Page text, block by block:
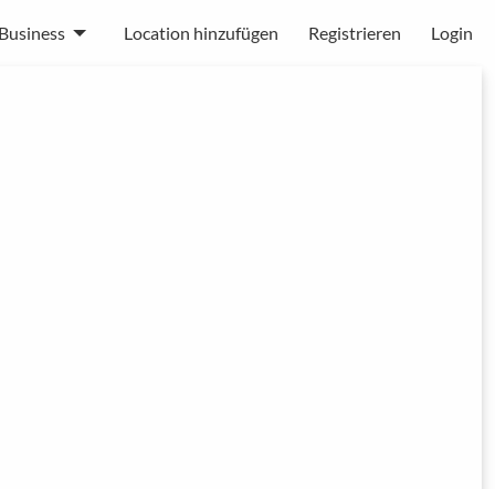
Business Location hinzufügen Registrieren Login